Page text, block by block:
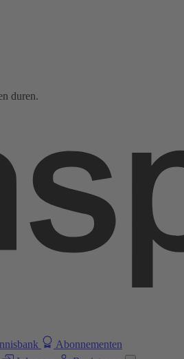
duren.
Abonnementen